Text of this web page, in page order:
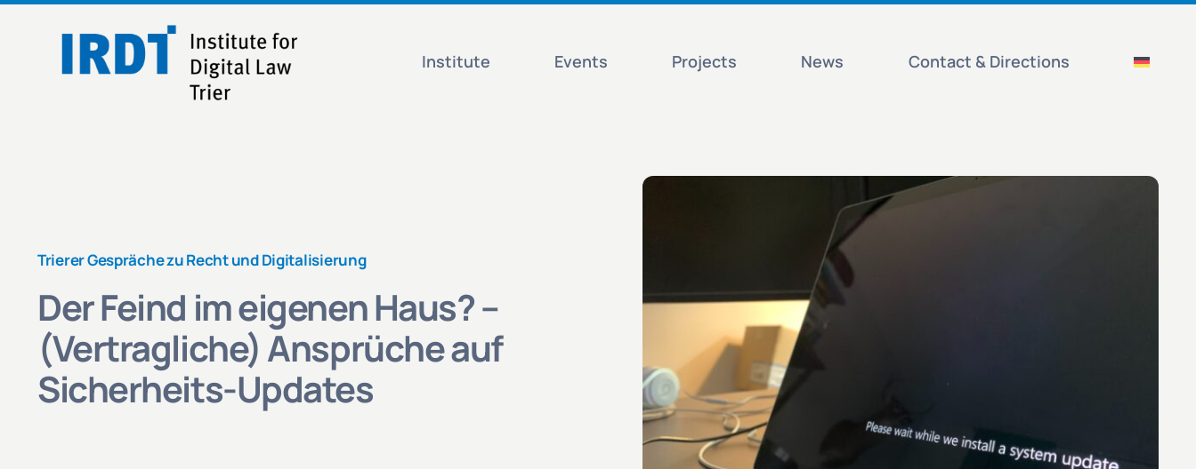
content
Institute Events Projects News Contact & Directions
Trierer Gespräche zu Recht und Digitalisierung
Der Feind im eigenen Haus? –
(Vertragliche) Ansprüche auf
Sicherheits-Updates